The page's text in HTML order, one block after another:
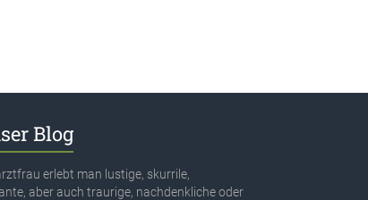
Blog
erlebt man lustige, skurrile,
aber auch traurige, nachdenkliche oder